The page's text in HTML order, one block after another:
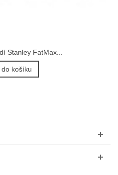
Stanley FatMax...
do košíku